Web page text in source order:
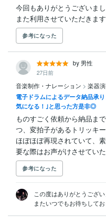
今回もありがとうございまし
また利用させていただきます
参考になった
by 男性
27日前
音楽制作・ナレーション > 楽器
電子ドラムによるデータ納品承
気になる！｣と思った方是非◎
ものすごく依頼から納品ま
つ、変拍子があるトリッキ
ほぼほぼ再現されていて、
要な際はお声がけさせてい
参考になった
この度はありがとうござ
またいつでもお待ちして